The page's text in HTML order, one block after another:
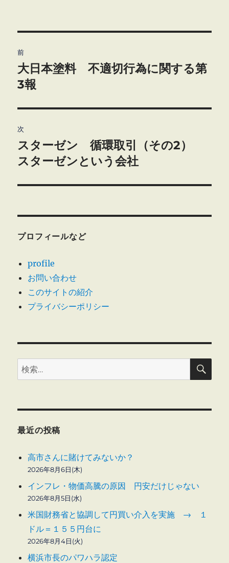
稿
ナ
ビ
ゲ
ー
ン
前
前
の
稿:
大日本塗料 不適切行為に関する第
3報
次
次
の
稿:
スターゼン 循環取引（その2）
スターゼンという会社
プロフィールなど
profile
お問い合わせ
このサイトの紹介
プライバシーポリシー
検
索:
検
最近の投稿
高市さんに賭けてみないか？
2026年8月6日(木)
インフレ・物価高騰の原因 円安だけじゃない
2026年8月5日(水)
米国財務省と協調して円買い介入を実施 → １
ドル＝１５５円台に
2026年8月4日(火)
横浜市長のパワハラ認定